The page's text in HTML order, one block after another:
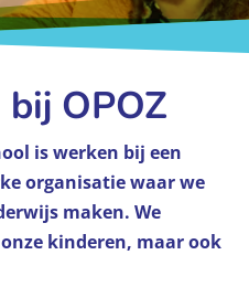
OPOZ
is werken bij een
organisatie waar we
maken. We
kinderen, maar ook